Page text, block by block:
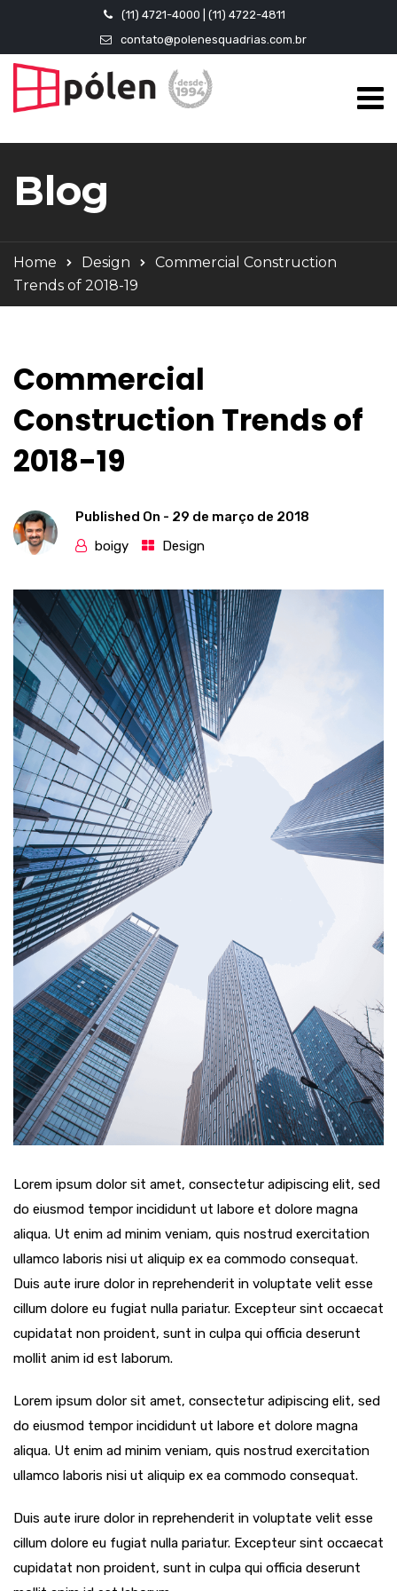
(11) 4721-4000 | (11) 4722-4811
contato@polenesquadrias.com.br
Blog
Home Design
Commercial Construction
Trends of 2018-19
Commercial
Construction Trends of
2018-19
Published On - 29 de março de 2018
boigy
Design
Lorem ipsum dolor sit amet, consectetur adipiscing elit, sed
do eiusmod tempor incididunt ut labore et dolore magna
aliqua. Ut enim ad minim veniam, quis nostrud exercitation
ullamco laboris nisi ut aliquip ex ea commodo consequat.
Duis aute irure dolor in reprehenderit in voluptate velit esse
cillum dolore eu fugiat nulla pariatur. Excepteur sint occaecat
cupidatat non proident, sunt in culpa qui officia deserunt
mollit anim id est laborum.
Lorem ipsum dolor sit amet, consectetur adipiscing elit, sed
do eiusmod tempor incididunt ut labore et dolore magna
aliqua. Ut enim ad minim veniam, quis nostrud exercitation
ullamco laboris nisi ut aliquip ex ea commodo consequat.
Duis aute irure dolor in reprehenderit in voluptate velit esse
cillum dolore eu fugiat nulla pariatur. Excepteur sint occaecat
cupidatat non proident, sunt in culpa qui officia deserunt